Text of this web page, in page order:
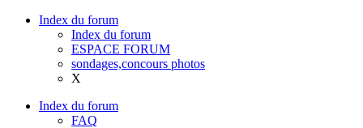
Index du forum
Index du forum
ESPACE FORUM
sondages,concours photos
X
Index du forum
FAQ